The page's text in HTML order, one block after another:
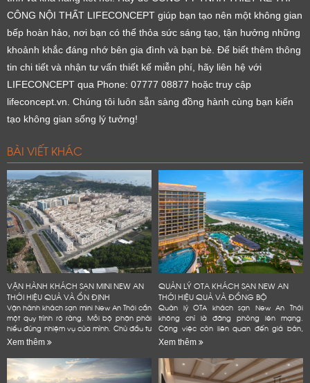
CÔNG NỘI THẤT LIFECONCEPT giúp bạn tạo nên một không gian
bếp hoàn hảo, nơi bạn có thể thỏa sức sáng tạo, tận hưởng những
khoảnh khắc đáng nhớ bên gia đình và bạn bè. Để biết thêm thông
tin chi tiết và nhận tư vấn thiết kế miễn phí, hãy liên hệ với
LIFECONCEPT qua Phone: 07777 08877 hoặc truy cập
lifeconcept.vn. Chúng tôi luôn sẵn sàng đồng hành cùng bạn kiến
tạo không gian sống lý tưởng!
BÀI VIẾT KHÁC
VẬN HÀNH KHÁCH SẠN MINI NEW AN
THỚI HIỆU QUẢ VÀ ỔN ĐỊNH
Vận hành khách sạn mini New An Thới cần
một quy trình rõ ràng. Mỗi bộ phận phải
hiểu đúng nhiệm vụ của mình. Chủ đầu tư
cũng cần kiểm soát phòng, giá bán và
Xem thêm
QUẢN LÝ OTA KHÁCH SẠN NEW AN
THỚI HIỆU QUẢ VÀ ĐỒNG BỘ
Quản lý OTA khách sạn New An Thới
không chỉ là đăng phòng lên mạng.
Công việc còn liên quan đến giá bán,
tồn phòng và đánh giá. Một quy trình rõ
Xem thêm